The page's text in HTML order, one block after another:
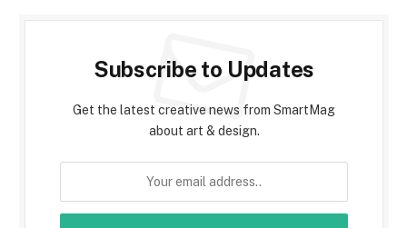
Subscribe to Updates
Get the latest creative news from SmartMag
about art & design.